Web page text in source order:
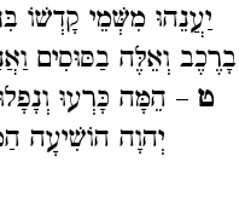
יַעֲנֵהוּ מִשְּׁמֵי קָדְשׁוֹ
בָרֶכֶב וְאֵלֶּה בַסּוּסִים
ט – הֵמָּה כָּרְעוּ
יְהוָה הוֹשִׁיעָה